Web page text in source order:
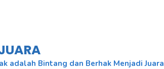
adalah Bintang dan Berhak Menjadi Juara